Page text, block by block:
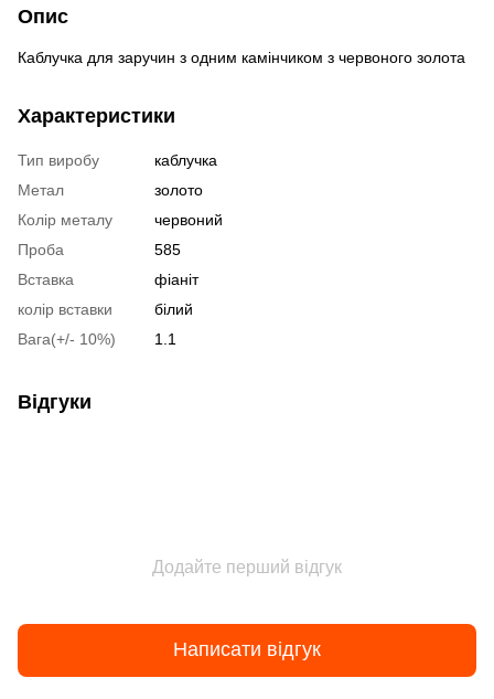
Опис
Каблучка для заручин з одним камінчиком з червоного золота
Характеристики
Тип виробу
каблучка
Метал
золото
Колір металу
червоний
Проба
585
Вставка
фіаніт
колір вставки
білий
Вага(+/- 10%)
1.1
Відгуки
Додайте перший відгук
Написати відгук